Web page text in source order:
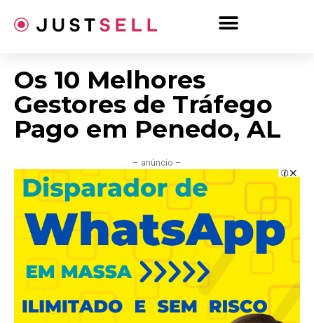
para
Os 10 Melhores
Gestores de Tráfego
Pago em Penedo, AL
– anúncio –